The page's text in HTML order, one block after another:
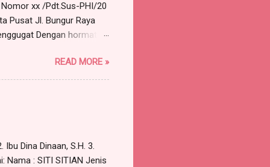
xx /Pdt.Sus-PHI/20
Pusat Jl. Bungur Raya
Dengan hormat,
A, Munjul, Cipayung,
orang) , dengan ini
READ MORE »
Dina Dinaan, S.H. 3.
Nama : SITI SITIAN Jenis